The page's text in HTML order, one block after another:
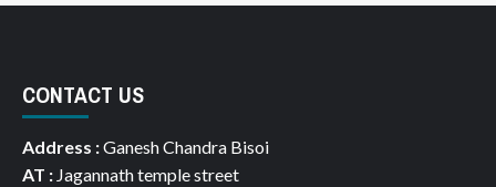
CONTACT US
Address :Ganesh Chandra Bisoi
AT : Jagannath temple street